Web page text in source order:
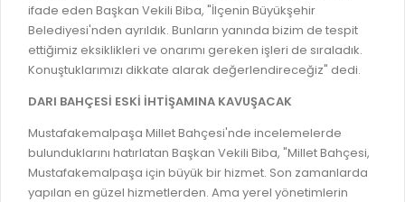
YER SEÇİM BELGESİ, MOBİL VE SAHA DOLABI BAŞVURULARI
GÜNLÜK KAZI ÇALIŞMALARI
TARIMSAL AMAÇLI METEOROLOJİ İSTASYON VERİLERİ
ifade eden Başkan Vekili Biba, "İlçenin Büyükşehir
Belediyesi'nden ayrıldık. Bunların yanında bizim de tespit
ettiğimiz eksiklikleri ve onarımı gereken işleri de sıraladık.
Konuştuklarımızı dikkate alarak değerlendireceğiz" dedi.
DARI BAHÇESİ ESKİ İHTİŞAMINA KAVUŞACAK
Mustafakemalpaşa Millet Bahçesi'nde incelemelerde
bulunduklarını hatırlatan Başkan Vekili Biba, "Millet Bahçesi,
Mustafakemalpaşa için büyük bir hizmet. Son zamanlarda
yapılan en güzel hizmetlerden. Ama yerel yönetimlerin